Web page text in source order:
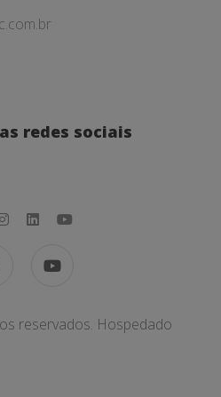
redes sociais
reservados. Hospedado